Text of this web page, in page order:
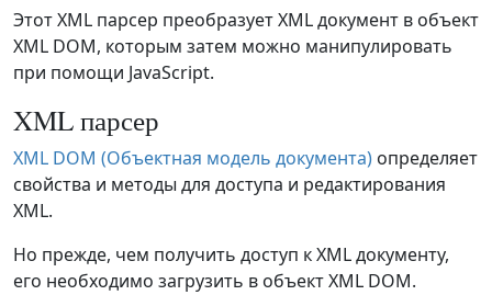
Этот XML парсер преобразует XML документ в объект
XML DOM, которым затем можно манипулировать
при помощи JavaScript.
XML парсер
XML DOM (Объектная модель документа) определяет
свойства и методы для доступа и редактирования
XML.
Но прежде, чем получить доступ к XML документу,
его необходимо загрузить в объект XML DOM.